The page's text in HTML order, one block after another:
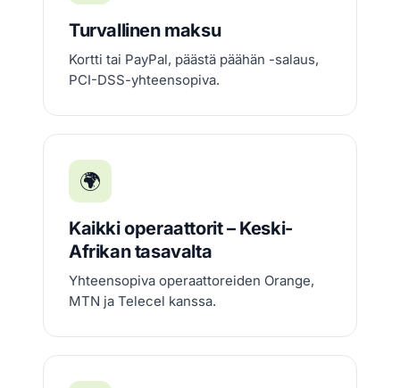
Turvallinen maksu
Kortti tai PayPal, päästä päähän -salaus,
PCI-DSS-yhteensopiva.
🌍
Kaikki operaattorit – Keski-
Afrikan tasavalta
Yhteensopiva operaattoreiden Orange,
MTN ja Telecel kanssa.